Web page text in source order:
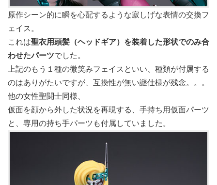
原作シーン的に瞬を心配するような寂しげな表情の交換フ
ェイス。
これは聖衣用頭髪（ヘッドギア）を装着した形状でのみ合
わせたパーツでした。
上記のもう１種の微笑みフェイスといい、種類が付属する
のはありがたいですが、互換性が無い謎仕様が残念。。。
他の女性聖闘士同様、
仮面を顔から外した状況を再現する、手持ち用仮面パーツ
と、専用の持ち手パーツも付属していました。